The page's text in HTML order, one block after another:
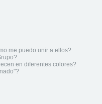
me puedo unir a ellos?
en diferentes colores?